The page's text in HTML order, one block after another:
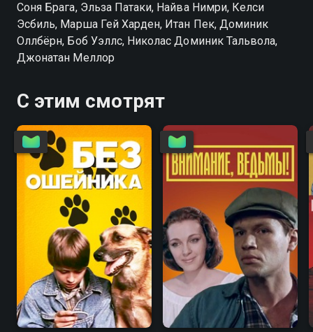
Соня Брага, Эльза Патаки, Найва Нимри, Келси
Эсбиль, Марша Гей Харден, Итан Пек, Доминик
Оллбёрн, Боб Уэллс, Николас Доминик Тальвола,
Джонатан Меллор
С этим смотрят
6.7 4.6 5.6